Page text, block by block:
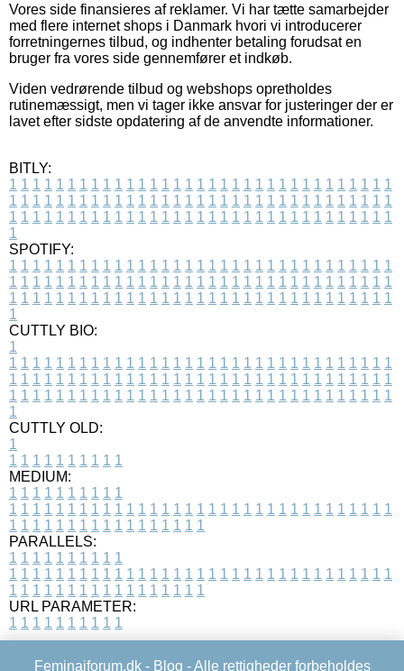
Vores side finansieres af reklamer. Vi har tætte samarbejder
med flere internet shops i Danmark hvori vi introducerer
forretningernes tilbud, og indhenter betaling forudsat en
bruger fra vores side gennemfører et indkøb.
Viden vedrørende tilbud og webshops opretholdes
rutinemæssigt, men vi tager ikke ansvar for justeringer der er
lavet efter sidste opdatering af de anvendte informationer.
BITLY:
1 1 1 1 1 1 1 1 1 1 1 1 1 1 1 1 1 1 1 1 1 1 1 1 1 1 1 1 1 1 1 1 1
1 1 1 1 1 1 1 1 1 1 1 1 1 1 1 1 1 1 1 1 1 1 1 1 1 1 1 1 1 1 1 1 1
1 1 1 1 1 1 1 1 1 1 1 1 1 1 1 1 1 1 1 1 1 1 1 1 1 1 1 1 1 1 1 1 1
1
SPOTIFY:
1 1 1 1 1 1 1 1 1 1 1 1 1 1 1 1 1 1 1 1 1 1 1 1 1 1 1 1 1 1 1 1 1
1 1 1 1 1 1 1 1 1 1 1 1 1 1 1 1 1 1 1 1 1 1 1 1 1 1 1 1 1 1 1 1 1
1 1 1 1 1 1 1 1 1 1 1 1 1 1 1 1 1 1 1 1 1 1 1 1 1 1 1 1 1 1 1 1 1
1
CUTTLY BIO:
1
1 1 1 1 1 1 1 1 1 1 1 1 1 1 1 1 1 1 1 1 1 1 1 1 1 1 1 1 1 1 1 1 1
1 1 1 1 1 1 1 1 1 1 1 1 1 1 1 1 1 1 1 1 1 1 1 1 1 1 1 1 1 1 1 1 1
1 1 1 1 1 1 1 1 1 1 1 1 1 1 1 1 1 1 1 1 1 1 1 1 1 1 1 1 1 1 1 1 1
1
CUTTLY OLD:
1
1 1 1 1 1 1 1 1 1 1
MEDIUM:
1 1 1 1 1 1 1 1 1 1
1 1 1 1 1 1 1 1 1 1 1 1 1 1 1 1 1 1 1 1 1 1 1 1 1 1 1 1 1 1 1 1 1
1 1 1 1 1 1 1 1 1 1 1 1 1 1 1 1 1
PARALLELS:
1 1 1 1 1 1 1 1 1 1
1 1 1 1 1 1 1 1 1 1 1 1 1 1 1 1 1 1 1 1 1 1 1 1 1 1 1 1 1 1 1 1 1
1 1 1 1 1 1 1 1 1 1 1 1 1 1 1 1 1
URL PARAMETER:
1 1 1 1 1 1 1 1 1 1
Feminaiforum.dk - Blog - Alle rettigheder forbeholdes